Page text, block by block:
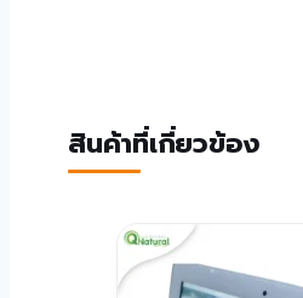
สินค้าที่เกี่ยวข้อง